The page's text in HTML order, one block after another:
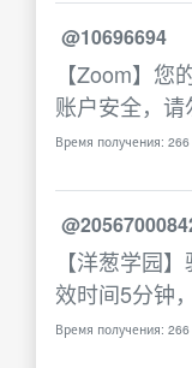
@10696694
【Zoom】
账户安全，请
Время получения:
【洋葱学园
效时间5分钟
Время получения: